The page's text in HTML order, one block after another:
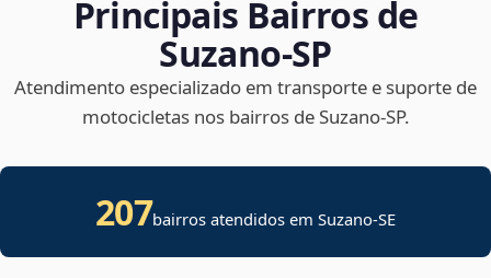
Principais Bairros de
Suzano‑SP
Atendimento especializado em transporte e suporte de
motocicletas nos bairros de Suzano‑SP.
207bairros atendidos emSuzano-SE